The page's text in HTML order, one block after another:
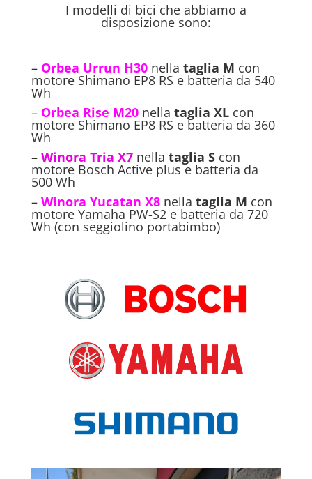
I modelli di bici che abbiamo a
disposizione sono:
– Orbea Urrun H30nella taglia M con
motore Shimano EP8 RS e batteria da 540
Wh
– Orbea Rise M20nella taglia XLcon
motore Shimano EP8 RS e batteria da 360
Wh
– Winora Tria X7nella taglia Scon
motore Bosch Active plus e batteria da
500 Wh
– Winora Yucatan X8nella taglia M con
motore Yamaha PW-S2 e batteria da 720
Wh (con seggiolino portabimbo)